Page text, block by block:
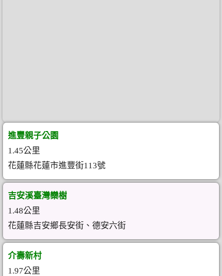
進豐親子公園
1.45公里
花蓮縣花蓮市進豐街113號
吉安溪臺灣欒樹
1.48公里
花蓮縣吉安鄉長安街、德安六街
介壽新村
1.97公里